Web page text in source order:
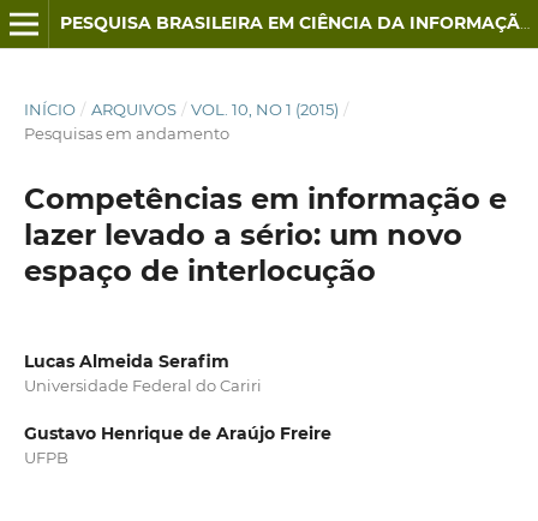
PESQUISA BRASILEIRA EM CIÊNCIA DA INFORMAÇÃO E BIBLIOTECONOMIA
INÍCIO / ARQUIVOS / VOL. 10, NO 1 (2015) /
Pesquisas em andamento
Competências em informação e
lazer levado a sério: um novo
espaço de interlocução
Lucas Almeida Serafim
Universidade Federal do Cariri
Gustavo Henrique de Araújo Freire
UFPB